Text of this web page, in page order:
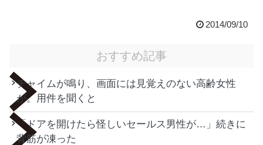
2014/09/10
おすすめ記事
チャイムが鳴り、画面には見覚えのない高齢女性
が。用件を聞くと
「ドアを開けたら怪しいセールス男性が…」続きに
背筋が凍った